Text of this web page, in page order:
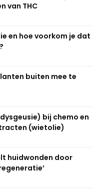
van THC
en hoe voorkom je dat
buiten mee te
bij chemo en
(wietolie)
huidwonden door